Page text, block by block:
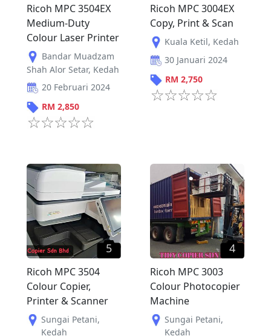
Ricoh MPC 3504EX
Medium-Duty
Colour Laser Printer
Bandar Muadzam
Shah Alor Setar, Kedah
20 Februari 2024
RM 2,850
Ricoh MPC 3004EX
Copy, Print & Scan
Kuala Ketil, Kedah
30 Januari 2024
RM 2,750
5
Ricoh MPC 3504
Colour Copier,
Printer & Scanner
Sungai Petani,
Kedah
4
Ricoh MPC 3003
Colour Photocopier
Machine
Sungai Petani,
Kedah